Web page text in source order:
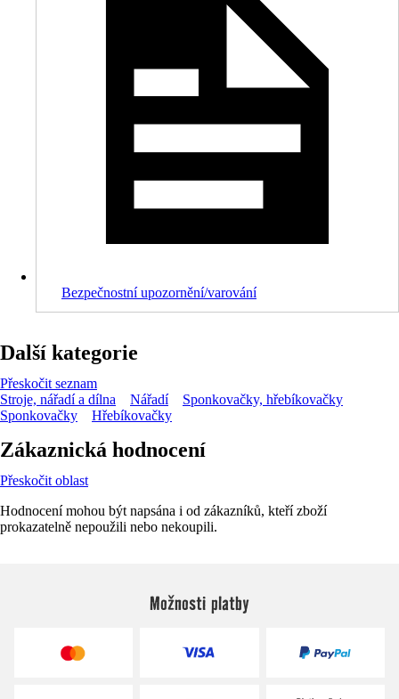
Bezpečnostní upozornění/varování
Další kategorie
Přeskočit seznam
Stroje, nářadí a dílna
Nářadí
Sponkovačky, hřebíkovačky
Sponkovačky
Hřebíkovačky
Zákaznická hodnocení
Přeskočit oblast
Hodnocení mohou být napsána i od zákazníků, kteří zboží
prokazatelně nepoužili nebo nekoupili.
Možnosti platby